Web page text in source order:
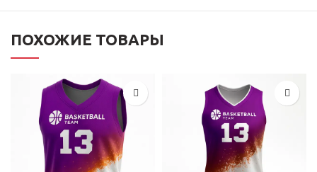
ПОХОЖИЕ ТОВАРЫ